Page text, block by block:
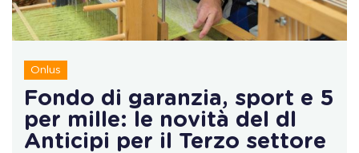
Onlus
Fondo di garanzia, sport e 5
per mille: le novità del dl
Anticipi per il Terzo settore